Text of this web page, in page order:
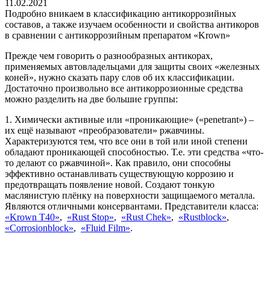
11.02.2021
Подробно вникаем в классификацию антикоррозийных
составов, а также изучаем особенности и свойства антикоров
в сравнении с антикоррозийным препаратом «Krown»
Прежде чем говорить о разнообразных антикорах,
применяемых автовладельцами для защиты своих «железных
коней», нужно сказать пару слов об их классификации.
Достаточно произвольно все антикоррозионные средства
можно разделить на две большие группы:
1. Химически активные или «проникающие» («penetrant») –
их ещё называют «преобразователи» ржавчины.
Характеризуются тем, что все они в той или иной степени
обладают проникающей способностью. Т.е. эти средства «что-
то делают со ржавчиной». Как правило, они способны
эффективно останавливать существующую коррозию и
предотвращать появление новой. Создают тонкую
маслянистую плёнку на поверхности защищаемого металла.
Являются отличными консервантами. Представители класса:
«Krown Т40», «Rust Stop», «Rust Chek», «Rustblock»,
«Corrosionblock», «Fluid Film».